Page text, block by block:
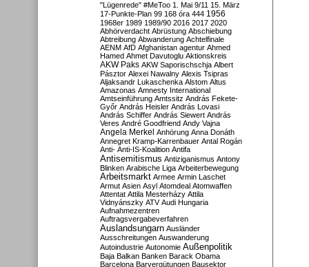
"Lügenrede" #MeToo 1. Mai 9/11 15. März
17-Punkte-Plan 99 168 óra 444 1956
1968er 1989 1989/90 2016 2017 2020
Abhörverdacht Abrüstung Abschiebung
Abtreibung Abwanderung Achtelfinale
AENM AfD Afghanistan agentur Ahmed
Hamed Ahmet Davutoglu Aktionskreis
AKW Paks AKW Saporischschja Albert
Pásztor Alexei Nawalny Alexis Tsipras
Aljaksandr Lukaschenka Alstom Altus
Amazonas Amnesty International
Amtseinführung Amtssitz András Fekete-
Győr András Heisler András Lovasi
András Schiffer András Siewert András
Veres André Goodfriend Andy Vajna
Angela Merkel Anhörung Anna Donáth
Annegret Kramp-Karrenbauer Antal Rogán
Anti- Anti-IS-Koalition Antifa
Antisemitismus Antiziganismus Antony
Blinken Arabische Liga Arbeiterbewegung
Arbeitsmarkt Armee Armin Laschet
Armut Asien Asyl Atomdeal Atomwaffen
Attentat Attila Mesterházy Attila
Vidnyánszky ATV Audi Hungaria
Aufnahmezentren
Auftragsvergabeverfahren
Auslandsungarn Ausländer
Ausschreitungen Auswanderung
Autoindustrie Autonomie Außenpolitik
Baja Balkan Banken Barack Obama
Barcelona Barvergütungen Bausektor